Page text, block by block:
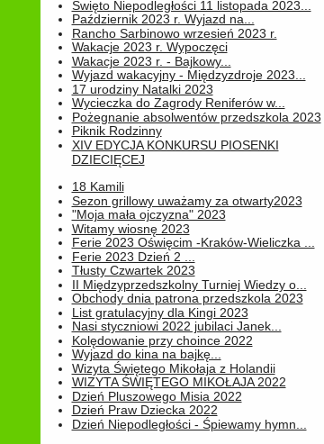
Święto Niepodległości 11 listopada 2023...
Październik 2023 r. Wyjazd na...
Rancho Sarbinowo wrzesień 2023 r.
Wakacje 2023 r. Wypoczęci
Wakacje 2023 r. - Bajkowy...
Wyjazd wakacyjny - Międzyzdroje 2023...
17 urodziny Natalki 2023
Wycieczka do Zagrody Reniferów w...
Pożegnanie absolwentów przedszkola 2023
Piknik Rodzinny
XIV EDYCJA KONKURSU PIOSENKI
DZIECIĘCEJ
18 Kamili
Sezon grillowy uważamy za otwarty2023
"Moja mała ojczyzna" 2023
Witamy wiosnę 2023
Ferie 2023 Oświęcim -Kraków-Wieliczka ...
Ferie 2023 Dzień 2 ...
Tłusty Czwartek 2023
II Międzyprzedszkolny Turniej Wiedzy o...
Obchody dnia patrona przedszkola 2023
List gratulacyjny dla Kingi 2023
Nasi styczniowi 2022 jubilaci Janek...
Kolędowanie przy choince 2022
Wyjazd do kina na bajkę...
Wizyta Świętego Mikołaja z Holandii
WIZYTA ŚWIĘTEGO MIKOŁAJA 2022
Dzień Pluszowego Misia 2022
Dzień Praw Dziecka 2022
Dzień Niepodległości - Śpiewamy hymn...